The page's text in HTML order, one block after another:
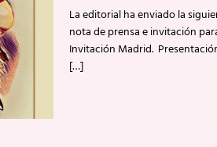
La editorial ha enviado la
nota de prensa e invitación
Invitación Madrid.
[…]